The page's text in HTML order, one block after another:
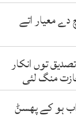
دے معیار اتے
توں انکار
منگ لئی
ہو کے پھسݨ